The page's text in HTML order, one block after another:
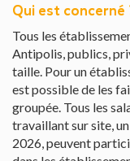
Qui est concerné
Tous les
Antipolis, publics,
taille. Pour un
est possible de les
groupée. Tous les
travaillant sur site,
2026, peuvent